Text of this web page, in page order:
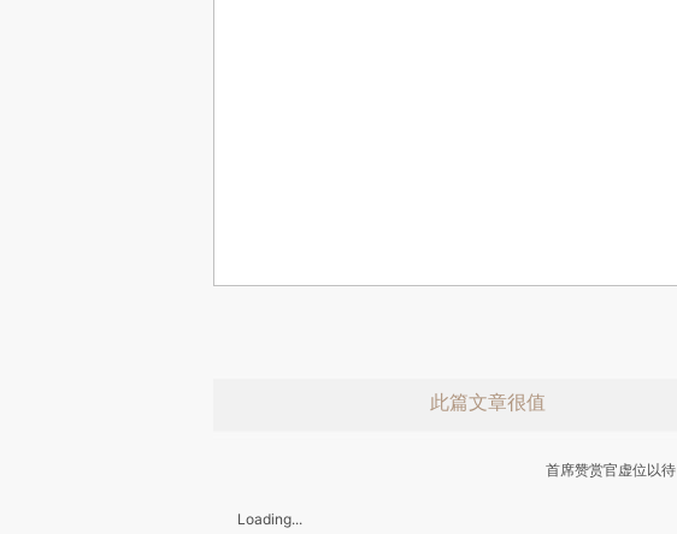
此篇文章很值
首席赞赏官虚位以待
Loading...